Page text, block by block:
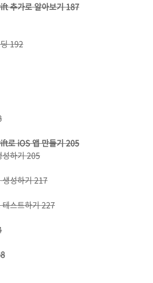
추가로 알아보기 187
192
로 iOS 앱 만들기 205
성하기 205
성하기 217
스트하기 227